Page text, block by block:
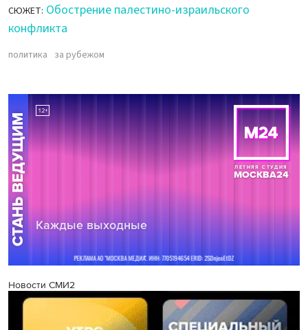
СЮЖЕТ: Обострение палестино-израильского
конфликта
политика за рубежом
Новости СМИ2